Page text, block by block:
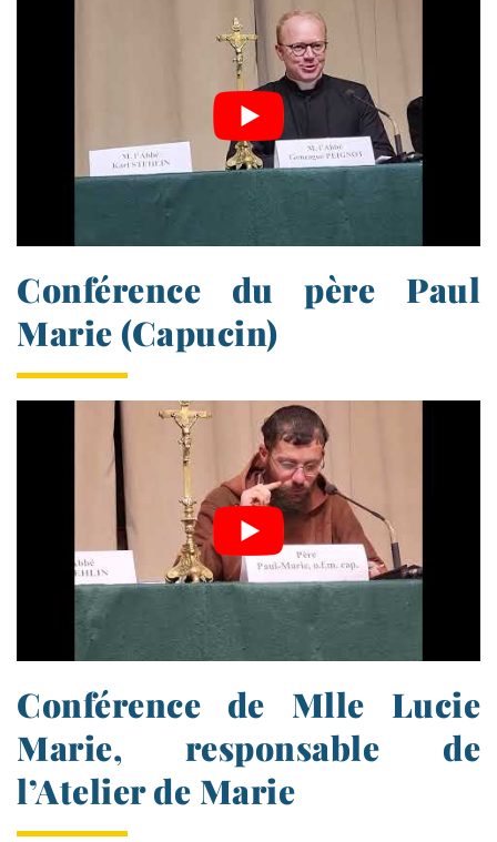
Conférence du père Paul
Marie (Capucin)
Conférence de Mlle Lucie
Marie, responsable de
l’Atelier de Marie